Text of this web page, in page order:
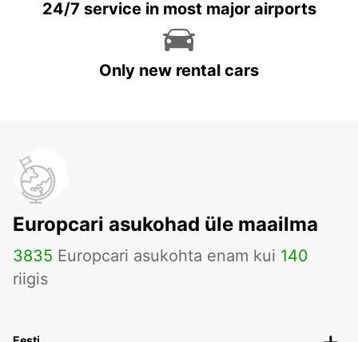
24/7 service in most major airports
Only new rental cars
Europcari asukohad üle maailma
3835 Europcari asukohta enam kui 140
riigis